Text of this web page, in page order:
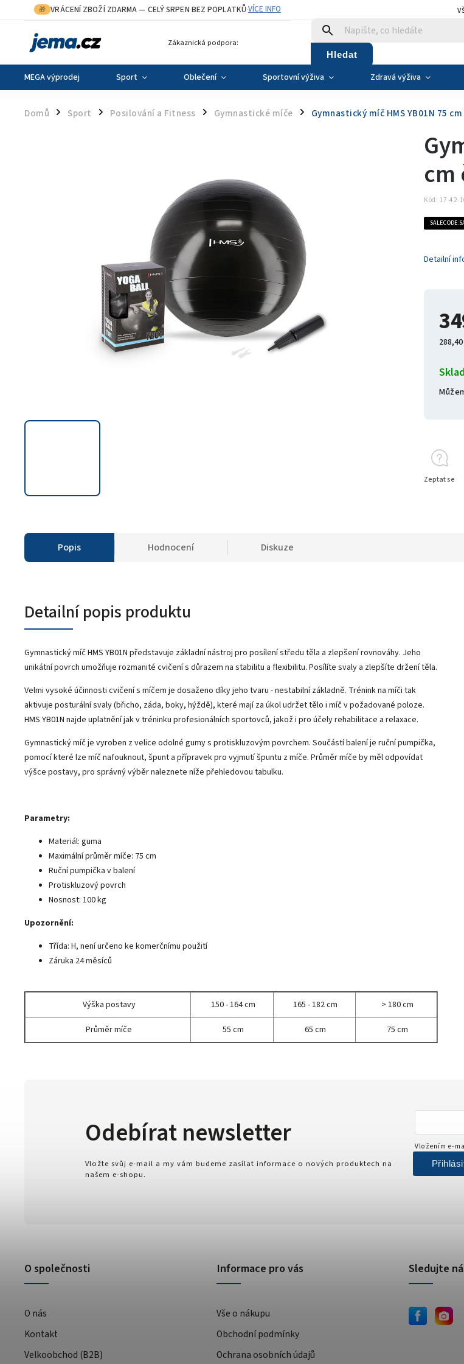
🎁 VRÁCENÍ ZBOŽÍ ZDARMA— CELÝ SRPEN BEZ POPLATKŮ·VÍCE INFO
Zákaznická podpora:
Hledat
MEGA výprodej Sport Oblečení Sportovní výživa Zdravá výživa
Domů / Sport / Posilování a Fitness / Gymnastické míče / Gymnastický míč HMS YB01N 75
cm
Kód: 17-42-
Detailní
Zeptat se
Popis Hodnocení Diskuze
Detailní popis produktu
Gymnastický míč HMS YB01N představuje základní nástroj pro posílení středu těla a zlepšení rovnováhy. Jeho
unikátní povrch umožňuje rozmanité cvičení s důrazem na stabilitu a flexibilitu. Posílíte svaly a zlepšíte držení těla.
Velmi vysoké účinnosti cvičení s míčem je dosaženo díky jeho tvaru - nestabilní základně. Trénink na míči tak
aktivuje posturální svaly (břicho, záda, boky, hýždě), které mají za úkol udržet tělo i míč v požadované poloze.
HMS YB01N najde uplatnění jak v tréninku profesionálních sportovců, jakož i pro účely rehabilitace a relaxace.
Gymnastický míč je vyroben z velice odolné gumy s protiskluzovým povrchem. Součástí balení je ruční pumpička,
pomocí které lze míč nafouknout, špunt a přípravek pro vyjmutí špuntu z míče. Průměr míče by měl odpovídat
výšce postavy, pro správný výběr naleznete níže přehledovou tabulku.
Parametry:
Materiál: guma
Maximální průměr míče: 75 cm
Ruční pumpička v balení
Protiskluzový povrch
Nosnost: 100 kg
Upozornění:
Třída: H, není určeno ke komerčnímu použití
Záruka 24 měsíců
Výška postavy 150 - 164 cm 165 - 182 cm > 180 cm
Průměr míče 55 cm 65 cm 75 cm
O společnosti
O nás
Kontakt
Velkoobchod (B2B)
Informace pro vás
Vše o nákupu
Obchodní podmínky
Ochrana osobních údajů
Odebírat newsletter
Vložte svůj e-mail a my vám budeme zasílat informace o nových produktech na
našem e-shopu.
Vložením e-
Sledujte